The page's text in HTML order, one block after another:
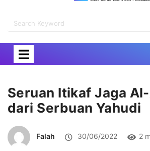
Seruan Itikaf Jaga
dari Serbuan Yahudi
Falah 30/06/2022 2